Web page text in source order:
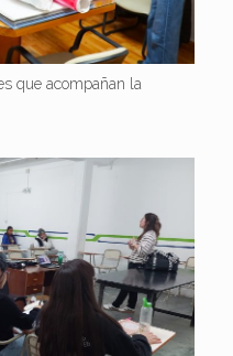
que acompañan la